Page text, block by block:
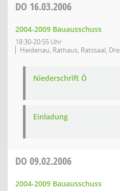
DO 16.03.2006
2004-2009 Bauausschuss
18:30-20:55 Uhr
Heidenau, Rathaus, Ratssaal,
Niederschrift Ö
Einladung
DO 09.02.2006
2004-2009 Bauausschuss